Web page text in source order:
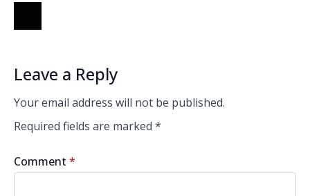
Leave a Reply
Your email address will not be published.
Required fields are marked *
Comment *